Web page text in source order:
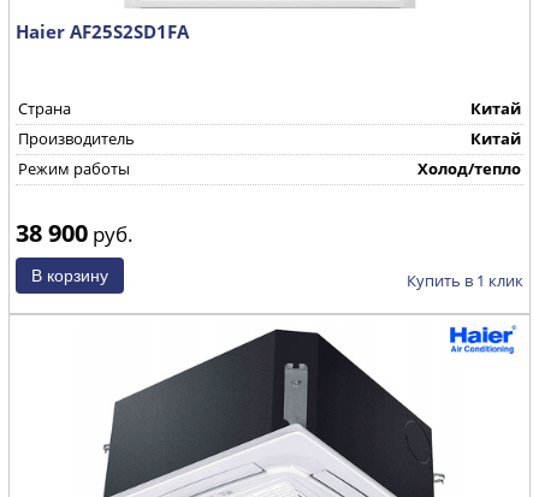
Haier AF25S2SD1FA
Страна
Китай
Производитель
Китай
Режим работы
Холод/тепло
38 900 руб.
Купить в 1 клик